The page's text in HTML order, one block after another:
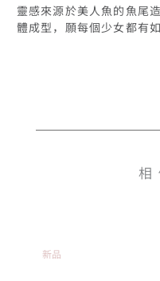
靈感來源於美人魚的魚尾
體成型，願每個少女都有
新品